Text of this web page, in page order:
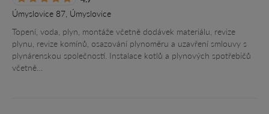
Úmyslovice 87, Úmyslovice
Topení, voda, plyn, montáže včetně dodávek materiálu, revize
plynu, revize komínů, osazování plynoměru a uzavření smlouvy s
plynárenskou společností. Instalace kotlů a plynových spotřebičů
včetně…